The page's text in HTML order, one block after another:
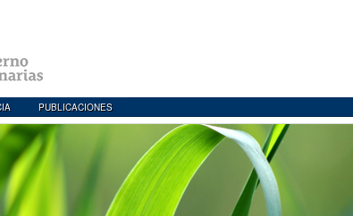
PUBLICACIONES